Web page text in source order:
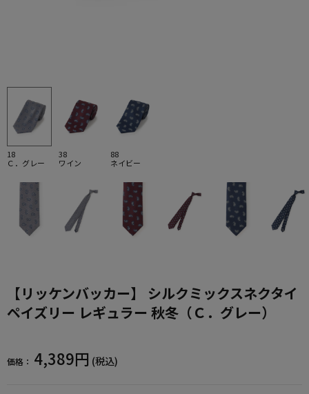
18
Ｃ．グレー
38
ワイン
88
ネイビー
【リッケンバッカー】 シルクミックスネクタイ
ペイズリー レギュラー 秋冬（Ｃ．グレー）
価格： 4,389円 (税込)